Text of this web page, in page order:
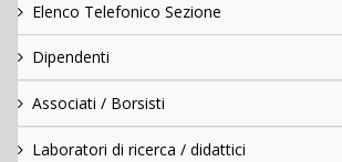
Elenco Telefonico Sezione
Dipendenti
Associati / Borsisti
Laboratori di ricerca / didattici